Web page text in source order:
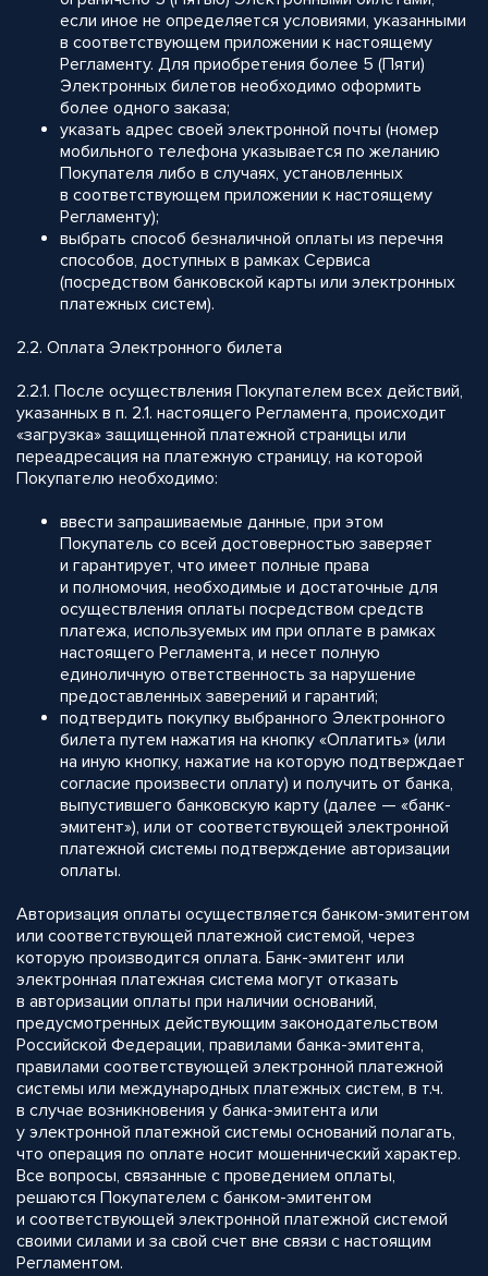
если иное не определяется условиями, указанными
в соответствующем приложении к настоящему
Регламенту. Для приобретения более 5 (Пяти)
Электронных билетов необходимо оформить
более одного заказа;
указать адрес своей электронной почты (номер
мобильного телефона указывается по желанию
Покупателя либо в случаях, установленных
в соответствующем приложении к настоящему
Регламенту);
выбрать способ безналичной оплаты из перечня
способов, доступных в рамках Сервиса
(посредством банковской карты или электронных
платежных систем).
2.2. Оплата Электронного билета
2.2.1. После осуществления Покупателем всех действий,
указанных в п. 2.1. настоящего Регламента, происходит
«загрузка» защищенной платежной страницы или
переадресация на платежную страницу, на которой
Покупателю необходимо:
ввести запрашиваемые данные, при этом
Покупатель со всей достоверностью заверяет
и гарантирует, что имеет полные права
и полномочия, необходимые и достаточные для
осуществления оплаты посредством средств
платежа, используемых им при оплате в рамках
настоящего Регламента, и несет полную
единоличную ответственность за нарушение
предоставленных заверений и гарантий;
подтвердить покупку выбранного Электронного
билета путем нажатия на кнопку «Оплатить» (или
на иную кнопку, нажатие на которую подтверждает
согласие произвести оплату) и получить от банка,
выпустившего банковскую карту (далее — «банк-
эмитент»), или от соответствующей электронной
платежной системы подтверждение авторизации
оплаты.
Авторизация оплаты осуществляется банком-эмитентом
или соответствующей платежной системой, через
которую производится оплата. Банк-эмитент или
электронная платежная система могут отказать
в авторизации оплаты при наличии оснований,
предусмотренных действующим законодательством
Российской Федерации, правилами банка-эмитента,
правилами соответствующей электронной платежной
системы или международных платежных систем, в т.ч.
в случае возникновения у банка-эмитента или
у электронной платежной системы оснований полагать,
что операция по оплате носит мошеннический характер.
Все вопросы, связанные с проведением оплаты,
решаются Покупателем с банком-эмитентом
и соответствующей электронной платежной системой
своими силами и за свой счет вне связи с настоящим
Регламентом.